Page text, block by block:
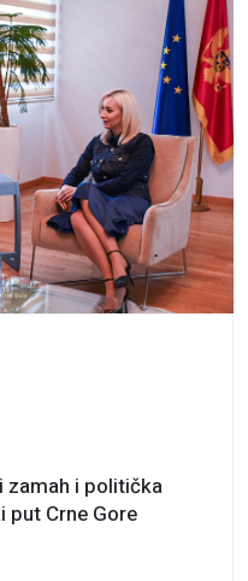
zamah i politička
Crne Gore